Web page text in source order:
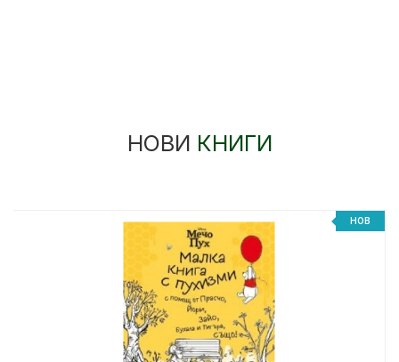
НОВИ КНИГИ
НОВ